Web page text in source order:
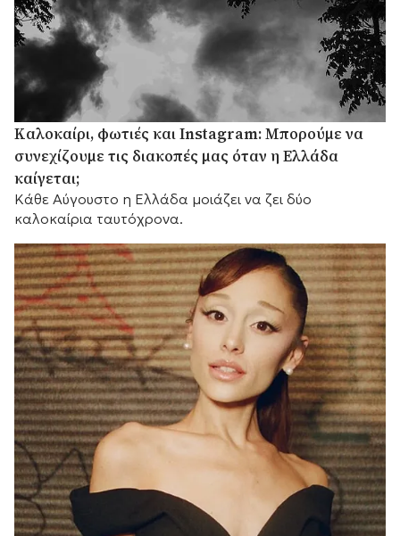
Καλοκαίρι, φωτιές και Instagram: Μπορούμε να
συνεχίζουμε τις διακοπές μας όταν η Ελλάδα
καίγεται;
Κάθε Αύγουστο η Ελλάδα μοιάζει να ζει δύο
καλοκαίρια ταυτόχρονα.